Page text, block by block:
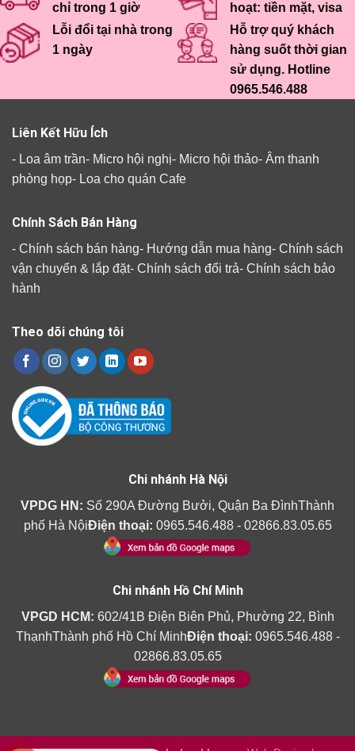
chỉ trong 1 giờ
hoạt: tiền mặt, visa
Lỗi đổi tại nhà trong
1 ngày
Hỗ trợ quý khách
hàng suốt thời gian
sử dụng. Hotline
0965.546.488
Liên Kết Hữu Ích
- Loa âm trần- Micro hội nghị- Micro hội thảo- Âm thanh
phòng họp- Loa cho quán Cafe
Chính Sách Bán Hàng
- Chính sách bán hàng- Hướng dẫn mua hàng- Chính sách
vận chuyển & lắp đặt- Chính sách đổi trả- Chính sách bảo
hành
Theo dõi chúng tôi
Chi nhánh Hà Nội
VPDG HN: Số 290A Đường Bưởi, Quận Ba ĐìnhThành
phố Hà NộiĐiện thoại: 0965.546.488 - 02866.83.05.65
Chi nhánh Hồ Chí Minh
VPGD HCM: 602/41B Điện Biên Phủ, Phường 22, Bình
ThạnhThành phố Hồ Chí MinhĐiện thoại: 0965.546.488 -
02866.83.05.65